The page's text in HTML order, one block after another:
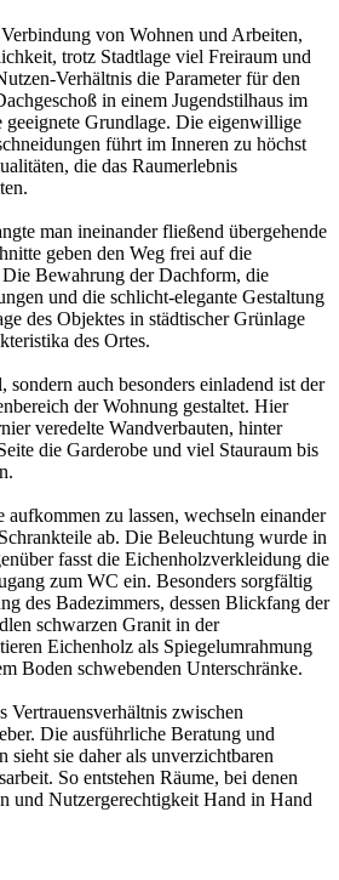
von Wohnen und Arbeiten,
trotz Stadtlage viel Freiraum und
Verhältnis die Parameter für den
in einem Jugendstilhaus im
Grundlage. Die eigenwillige
führt im Inneren zu höchst
die das Raumerlebnis
man ineinander fließend übergehende
geben den Weg frei auf die
Die Bewahrung der Dachform, die
und die schlicht-elegante Gestaltung
des Objektes in städtischer Grünlage
des Ortes.
auch besonders einladend ist der
der Wohnung gestaltet. Hier
veredelte Wandverbauten, hinter
die Garderobe und viel Stauraum bis
zu lassen, wechseln einander
ab. Die Beleuchtung wurde in
fasst die Eichenholzverkleidung die
zum WC ein. Besonders sorgfältig
des Badezimmers, dessen Blickfang der
schwarzen Granit in der
Eichenholz als Spiegelumrahmung
Boden schwebenden Unterschränke.
zwischen
Die ausführliche Beratung und
sieht sie daher als unverzichtbaren
So entstehen Räume, bei denen
und Nutzergerechtigkeit Hand in Hand